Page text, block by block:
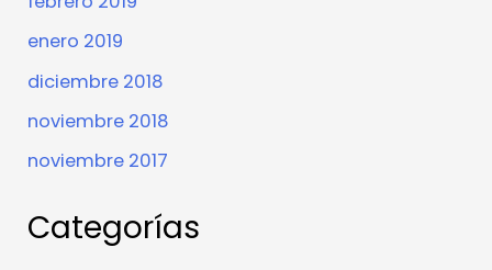
enero 2019
diciembre 2018
noviembre 2018
noviembre 2017
Categorías